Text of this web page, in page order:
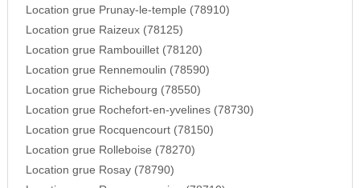
Location grue Prunay-le-temple (78910)
Location grue Raizeux (78125)
Location grue Rambouillet (78120)
Location grue Rennemoulin (78590)
Location grue Richebourg (78550)
Location grue Rochefort-en-yvelines (78730)
Location grue Rocquencourt (78150)
Location grue Rolleboise (78270)
Location grue Rosay (78790)